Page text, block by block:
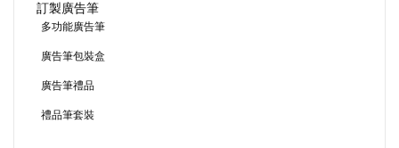
訂製廣告筆
多功能廣告筆
廣告筆包裝盒
廣告筆禮品
禮品筆套裝